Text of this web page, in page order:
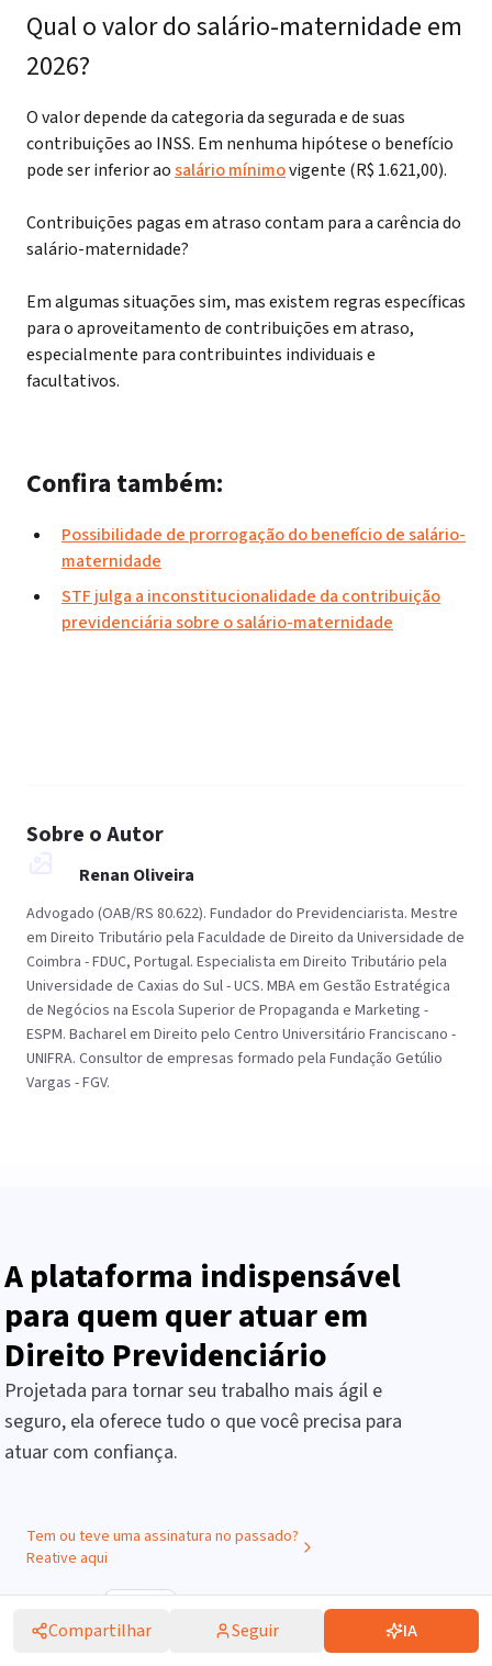
Qual o valor do salário-maternidade em
2026?
O valor depende da categoria da segurada e de suas
contribuições ao INSS. Em nenhuma hipótese o benefício
pode ser inferior aosalário mínimovigente (R$ 1.621,00).
Contribuições pagas em atraso contam para a carência do
salário-maternidade?
Em algumas situações sim, mas existem regras específicas
para o aproveitamento de contribuições em atraso,
especialmente para contribuintes individuais e
facultativos.
Confira também:
Possibilidade de prorrogação do benefício de salário-
maternidade
STF julga a inconstitucionalidade da contribuição
previdenciária sobre o salário-maternidade
Compartilhar Seguir IA
Sobre o Autor
Renan Oliveira
Advogado (OAB/RS 80.622). Fundador do Previdenciarista. Mestre
em Direito Tributário pela Faculdade de Direito da Universidade de
Coimbra - FDUC, Portugal. Especialista em Direito Tributário pela
Universidade de Caxias do Sul - UCS. MBA em Gestão Estratégica
de Negócios na Escola Superior de Propaganda e Marketing -
ESPM. Bacharel em Direito pelo Centro Universitário Franciscano -
UNIFRA. Consultor de empresas formado pela Fundação Getúlio
Vargas - FGV.
A plataforma indispensável
para quem quer atuar em
Direito Previdenciário
Projetada para tornar seu trabalho mais ágil e
seguro, ela oferece tudo o que você precisa para
atuar com confiança.
Tem ou teve uma assinatura no passado?
Reative aqui